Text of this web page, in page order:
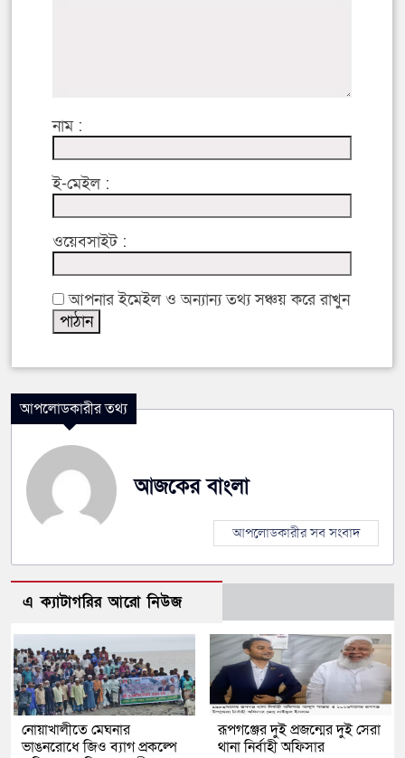
নাম :
ই-মেইল :
ওয়েবসাইট :
আপনার ইমেইল ও অন্যান্য তথ্য সঞ্চয় করে রাখুন
আপলোডকারীর তথ্য
আজকের বাংলা
আপলোডকারীর সব সংবাদ
এ ক্যাটাগরির আরো নিউজ
নোয়াখালীতে মেঘনার
ভাঙনরোধে জিও ব্যাগ প্রকল্পে
রূপগঞ্জের দুই প্রজন্মের দুই সেরা
থানা নির্বাহী অফিসার